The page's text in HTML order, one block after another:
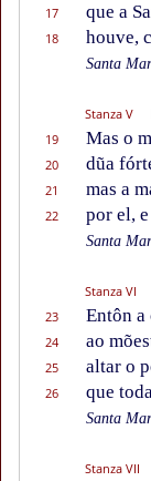
17
que a
18
houve,
Santa
Stanza V
19 Mas o
20
dũa
21
mas a
22
por el,
Santa
Stanza VI
23 Entôn a
24
ao
25
altar o
26
que
Santa
Stanza VII